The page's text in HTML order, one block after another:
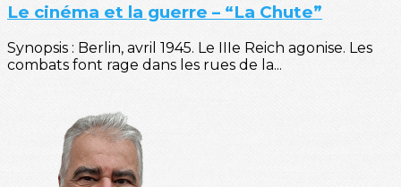
Le cinéma et la guerre – “La Chute”
Synopsis : Berlin, avril 1945. Le IIIe Reich agonise. Les
combats font rage dans les rues de la...